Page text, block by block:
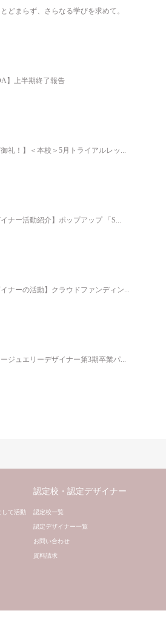
どまらず、さらなる学びを求めて。
】上半期終了報告
御礼！】＜本校＞5月トライアルレッ...
イナー活動紹介】ポップアップ 「S...
イナーの活動】クラウドファンディン...
ジュエリーデザイナー第3期卒業パ...
して活動
認定校・認定デザイナー
認定校一覧
認定デザイナー一覧
お問い合わせ
資料請求